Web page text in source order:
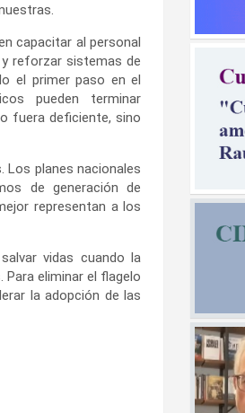
capacitar al personal
reforzar sistemas de
el primer paso en el
pueden terminar
fuera deficiente, sino
Los planes nacionales
de generación de
representan a los
vidas cuando la
eliminar el flagelo
la adopción de las